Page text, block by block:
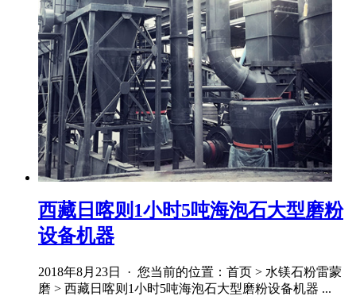
西藏日喀则1小时5吨海泡石大型磨粉
设备机器
2018年8月23日 · 您当前的位置：首页 > 水镁石粉雷蒙
磨 > 西藏日喀则1小时5吨海泡石大型磨粉设备机器 ...